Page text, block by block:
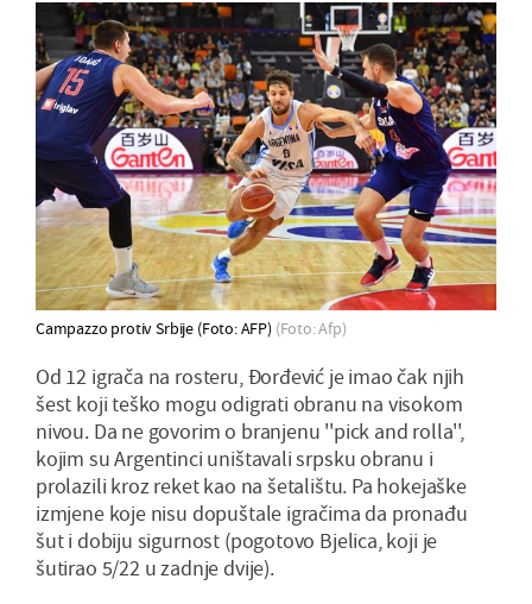
Campazzo protiv Srbije (Foto: AFP) (Foto: Afp)
Od 12 igrača na rosteru, Đorđević je imao čak njih
šest koji teško mogu odigrati obranu na visokom
nivou. Da ne govorim o branjenu ''pick and rolla'',
kojim su Argentinci uništavali srpsku obranu i
prolazili kroz reket kao na šetalištu. Pa hokejaške
izmjene koje nisu dopuštale igračima da pronađu
šut i dobiju sigurnost (pogotovo Bjelica, koji je
šutirao 5/22 u zadnje dvije).